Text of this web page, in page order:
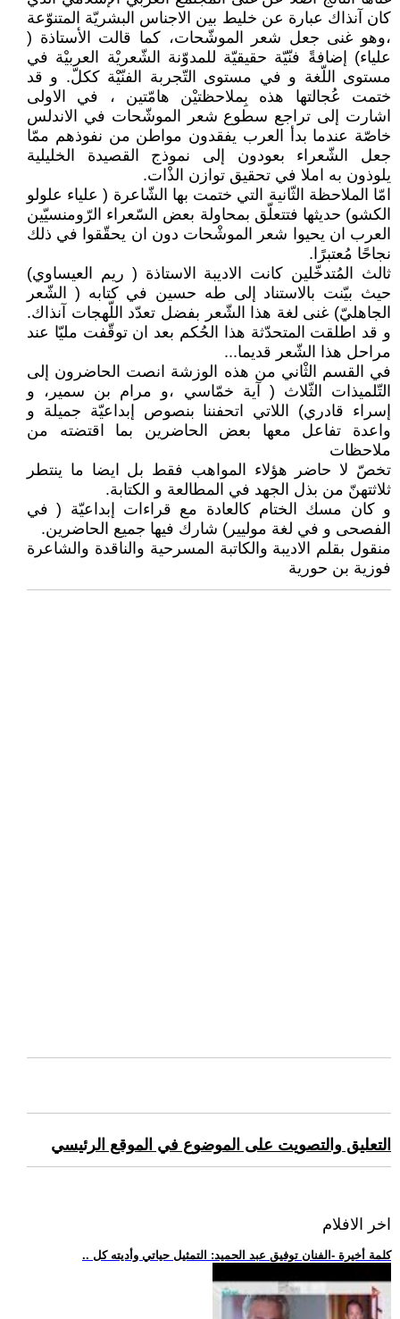
كان آنذاك عبارة عن خليط بين الاجناس البشريّة المتنوّعة
،وهو غنى جعل شعر الموشّحات، كما قالت الأستاذة (
علياء) إضافةً فنّيّة حقيقيّة للمدوّنة الشّعريْة العربيْة في
مستوى اللّغة و في مستوى التّجربة الفنّيْة ككلّ. و قد
ختمت عُجالتها هذه بِملاحظتيْن هامّتين ، في الاولى
اشارت إلى تراجع سطوع شعر الموشّحات في الاندلس
خاصّة عندما بدأ العرب يفقدون مواطن من نفوذهم ممّا
جعل الشّعراء بعودون إلى نموذج القصيدة الخليلية
يلوذون به املا في تحقيق توازن الذْات.
امّا الملاحظة الثّانية التي ختمت بها الشّاعرة ( علياء علولو
الكشو) حديثها فتتعلّق بمحاولة بعض السّعراء الرّومنسيّين
العرب ان يحيوا شعر الموشْحات دون ان يحقّقوا في ذلك
نجاحًا مُعتبرًا.
ثالث المُتدخّلين كانت الاديبة الاستاذة ( ريم العيساوي)
حيث بيّنت بالاستناد إلى طه حسين في كتابه ( الشّعر
الجاهليّ) غنى لغة هذا الشّعر بفضل تعدّد اللّهجات آنذاك.
و قد اطلقت المتحدّثة هذا الحُكم بعد ان توقّفت مليّا عند
مراحل هذا الشّعر قديما...
في القسم الثْاني من هذه الوزشة انصت الحاضرون إلى
التّلميذات الثّلاث ( آية خمّاسي ،و مرام بن سمير، و
إسراء قادري) اللاتي اتحفننا بنصوص إبداعيّة جميلة و
واعدة تفاعل معها بعض الحاضرين بما اقتضته من
ملاحظات
تخصّ لا حاضر هؤلاء المواهب فقط بل ايضا ما ينتطر
ثلاثتهنّ من بذل الجهد في المطالعة و الكتابة.
و كان مسك الختام كالعادة مع قراءات إبداعيّة ( في
الفصحى و في لغة موليير) شارك فيها جميع الحاضرين.
منقول بقلم الاديبة والكاتبة المسرحية والناقدة والشاعرة
فوزية بن حورية
التعليق والتصويت على الموضوع في الموقع الرئيسي
اخر الافلام
.. كلمة أخيرة -الفنان توفيق عبد الحميد: التمثيل حياتي وأديته كل